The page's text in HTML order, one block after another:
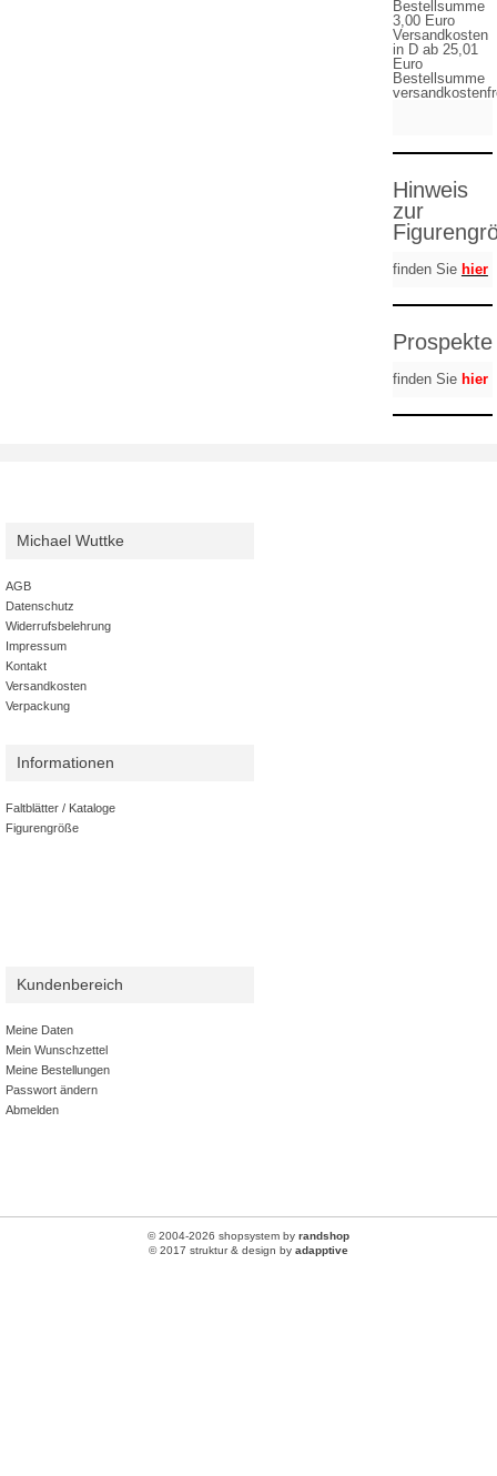
Bestellsumme
3,00 Euro
Versandkosten
in D ab 25,01
Euro
Bestellsumme
Hinweis
zur
finden Sie hier
Prospekte
finden Sie hier
Michael Wuttke
AGB
Datenschutz
Widerrufsbelehrung
Impressum
Kontakt
Versandkosten
Verpackung
Informationen
Faltblätter / Kataloge
Figurengröße
Kundenbereich
Meine Daten
Mein Wunschzettel
Meine Bestellungen
Passwort ändern
Abmelden
© 2004-2026 shopsystem by randshop
© 2017 struktur & design by adapptive